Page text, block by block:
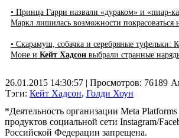
• Принца Гарри назвали «дураком» и «пиар-
Маркл лишилась возможности покрасоваться
• Скарамуш, собачка и серебряные туфельки:
Моне и Кейт Хадсон выбрали странные
26.01.2015 14:30:57 | Просмотров: 76189
Тэги: Кейт Хадсон, Голди Хоун
*Деятельность организации Meta
продуктов социальной сети Instagram/
Российской Федерации запрещена.